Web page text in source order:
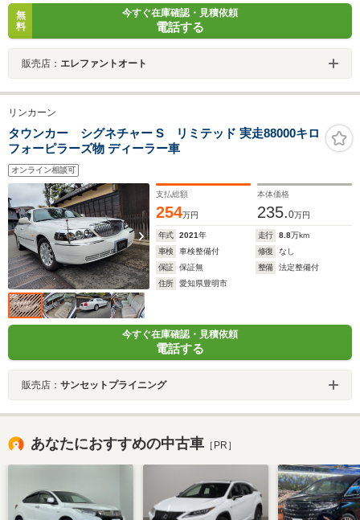
無
料
今すぐ在庫確認・見積依頼
電話する
販売店： エレファントオート
リンカーン
タウンカー シグネチャー S リミテッド 実走88000キロ
フォーピラーズ物 ディーラー車
オンライン相談可
支払総額
254万円
本体価格
235.0万円
年式 2021年 走行 8.8万km
車検
車検整備付 修復
なし
保証
保証無 整備
法定整備付
住所
愛知県豊明市
今すぐ在庫確認・見積依頼
電話する
販売店： サンセットプライニング
あなたにおすすめの中古車 ［PR］